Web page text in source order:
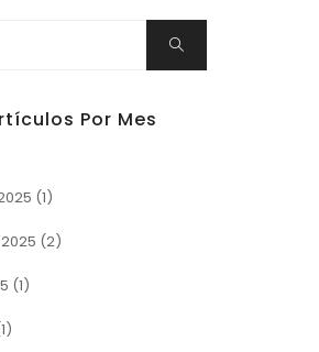
Buscar
Por Mes
(1)
(2)
(1)